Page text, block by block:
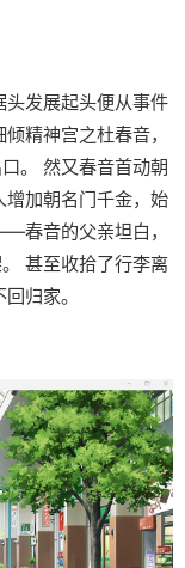
发展起头便从事件
精神宫之杜春音，
。 然又春音首动朝
加朝名门千金，始
春音的父亲坦白，
甚至收拾了行李离
归家。